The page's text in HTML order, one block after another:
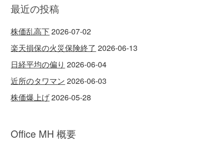
最近の投稿
株価乱高下2026-07-02
楽天損保の火災保険終了 2026-06-13
日経平均の偏り 2026-06-04
近所のタワマン 2026-06-03
株価爆上げ2026-05-28
Office MH 概要